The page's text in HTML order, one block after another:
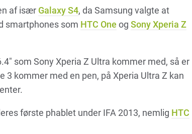
af især Galaxy S4, da Samsung valgte at
smartphones som HTC One og Sony Xperia Z
som Sony Xperia Z Ultra kommer med, så er
kommer med en pen, på Xperia Ultra Z kan
første phablet under IFA 2013, nemlig HTC